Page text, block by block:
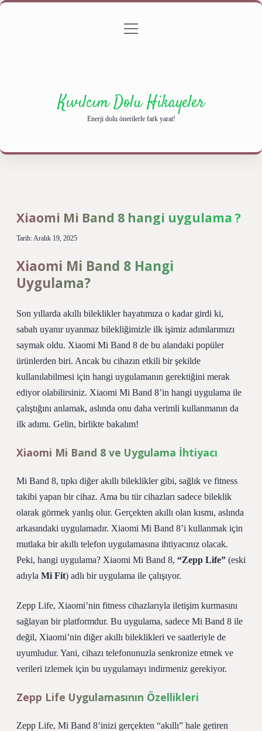
Gizlilik Politikası
menüyü
Kıvılcım Dolu Hikayeler
Enerji dolu önerilerle fark yarat!
Xiaomi Mi Band 8 hangi uygulama ?
Tarih: Aralık 19, 2025
Xiaomi Mi Band 8 Hangi
Uygulama?
Son yıllarda akıllı bileklikler hayatımıza o kadar girdi ki,
sabah uyanır uyanmaz bilekliğimizle ilk işimiz adımlarımızı
saymak oldu. Xiaomi Mi Band 8 de bu alandaki popüler
ürünlerden biri. Ancak bu cihazın etkili bir şekilde
kullanılabilmesi için hangi uygulamanın gerektiğini merak
ediyor olabilirsiniz. Xiaomi Mi Band 8’in hangi uygulama ile
çalıştığını anlamak, aslında onu daha verimli kullanmanın da
ilk adımı. Gelin, birlikte bakalım!
Xiaomi Mi Band 8 ve Uygulama İhtiyacı
Mi Band 8, tıpkı diğer akıllı bileklikler gibi, sağlık ve fitness
takibi yapan bir cihaz. Ama bu tür cihazları sadece bileklik
olarak görmek yanlış olur. Gerçekten akıllı olan kısmı, aslında
arkasındaki uygulamadır. Xiaomi Mi Band 8’i kullanmak için
mutlaka bir akıllı telefon uygulamasına ihtiyacınız olacak.
Peki, hangi uygulama? Xiaomi Mi Band 8, “Zepp Life” (eski
adıyla Mi Fit) adlı bir uygulama ile çalışıyor.
Zepp Life, Xiaomi’nin fitness cihazlarıyla iletişim kurmasını
sağlayan bir platformdur. Bu uygulama, sadece Mi Band 8 ile
değil, Xiaomi’nin diğer akıllı bileklikleri ve saatleriyle de
uyumludur. Yani, cihazı telefonunuzla senkronize etmek ve
verileri izlemek için bu uygulamayı indirmeniz gerekiyor.
Zepp Life Uygulamasının Özellikleri
Zepp Life, Mi Band 8’inizi gerçekten “akıllı” hale getiren